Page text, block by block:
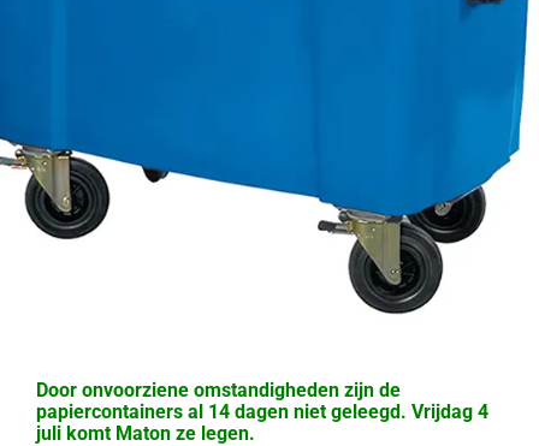
Door onvoorziene omstandigheden zijn de
papiercontainers al 14 dagen niet geleegd. Vrijdag 4
juli komt Maton ze legen.